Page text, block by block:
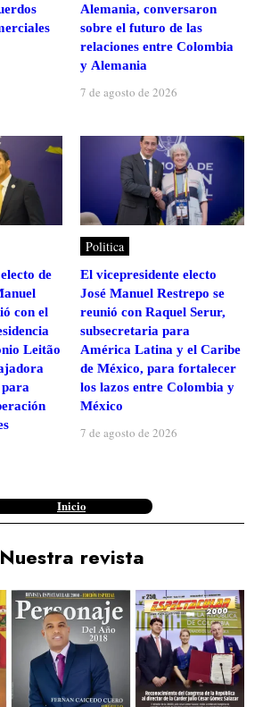
Alemania, conversaron
sobre el futuro de las
relaciones entre Colombia
y Alemania
7 de agosto de 2026
de
con el
Leitão
Politica
El vicepresidente electo
José Manuel Restrepo se
reunió con Raquel Serur,
subsecretaria para
América Latina y el Caribe
de México, para fortalecer
los lazos entre Colombia y
México
7 de agosto de 2026
Inicio
Nuestra revista